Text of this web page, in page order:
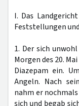
I. Das
Feststellungen
1. Der sich
Morgen des 20.
Diazepam ein.
Angeln. Nach
nahm er
sich und begab